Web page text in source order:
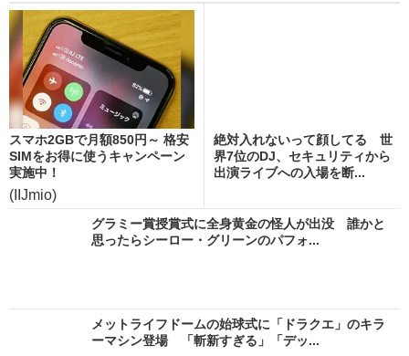
スマホ2GBで月額850円～ 格安
SIMをお得に使うキャンペーン
実施中！
(IIJmio)
絶対入れないって顔してる 世
界7位のDJ、セキュリティから
出演ライブへの入場を断...
グラミー賞授賞式に全身黄金の怪人が出没 誰かと
思ったらシーロー・グリーンのパフォ...
メットライフドームの始球式に「ドラクエ」のキラ
ーマシン登場 「斬新すぎる」「デッ...